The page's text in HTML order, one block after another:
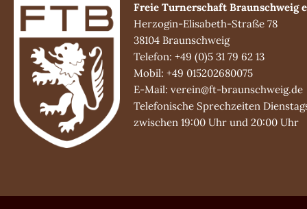
Freie Turnerschaft Braunschweig
Herzogin-Elisabeth-Straße 78
38104 Braunschweig
Telefon: +49 (0)5 31 79 62 13
Mobil: +49 015202680075
E-Mail: verein@ft-braunschweig.de
Telefonische Sprechzeiten
zwischen 19:00 Uhr und 20:00 Uhr